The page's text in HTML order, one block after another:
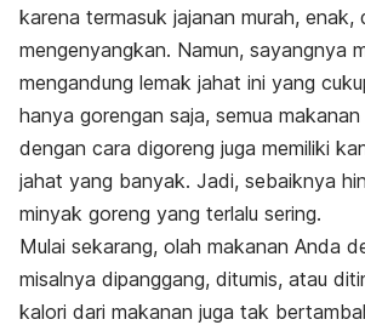
karena termasuk jajanan murah, enak,
mengenyangkan. Namun, sayangnya
mengandung lemak jahat ini yang
hanya gorengan saja, semua
dengan cara digoreng juga memiliki
jahat yang banyak. Jadi, sebaiknya
minyak goreng yang terlalu sering.
Mulai sekarang, olah makanan Anda
misalnya dipanggang, ditumis, atau
kalori dari makanan juga tak